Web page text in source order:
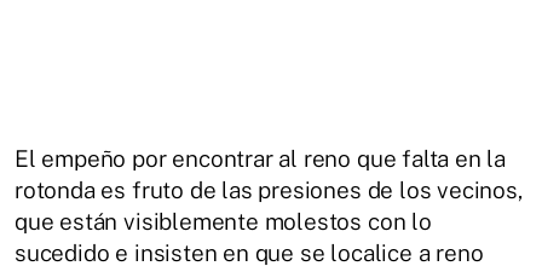
El empeño por encontrar al reno que falta en la
rotonda es fruto de las presiones de los vecinos,
que están visiblemente molestos con lo
sucedido e insisten en que se localice a reno